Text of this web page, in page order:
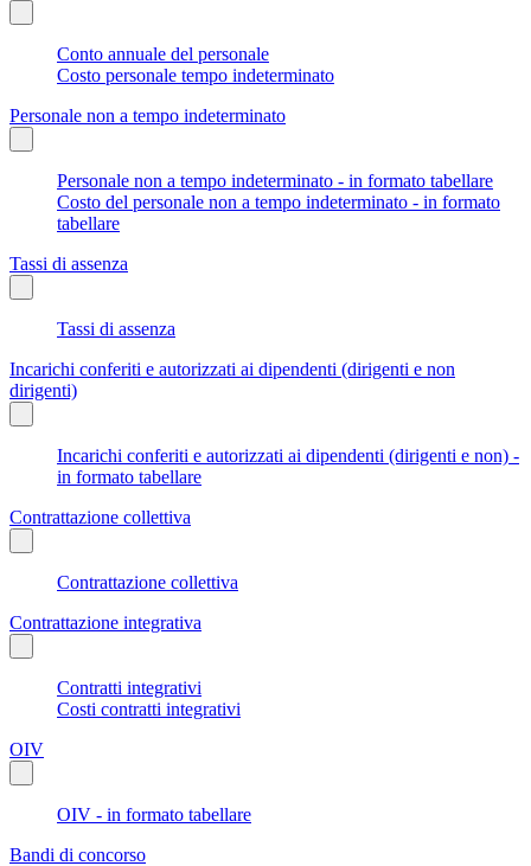
Conto annuale del personale
Costo personale tempo indeterminato
Personale non a tempo indeterminato
Personale non a tempo indeterminato - in formato tabellare
Costo del personale non a tempo indeterminato - in formato
tabellare
Tassi di assenza
Tassi di assenza
Incarichi conferiti e autorizzati ai dipendenti (dirigenti e non
dirigenti)
Incarichi conferiti e autorizzati ai dipendenti (dirigenti e non) -
in formato tabellare
Contrattazione collettiva
Contrattazione collettiva
Contrattazione integrativa
Contratti integrativi
Costi contratti integrativi
OIV
OIV - in formato tabellare
Bandi di concorso